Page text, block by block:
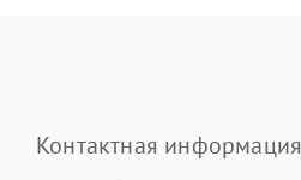
Контактная информация